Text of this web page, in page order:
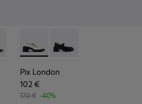
- Sandales en cuir bordeaux
004
- K201915-002 - Sandales en
Sandal - K201915-001
Pix London - K201876-002
Pix London -
Pix London
102 €
170 € -40%